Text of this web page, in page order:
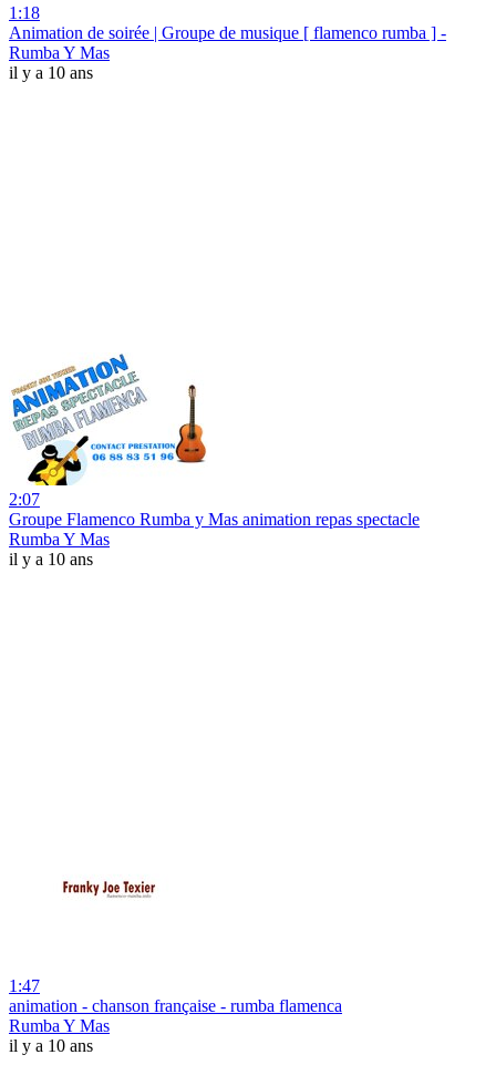
1:18
Animation de soirée | Groupe de musique [ flamenco rumba ] -
Rumba Y Mas
il y a 10 ans
2:07
Groupe Flamenco Rumba y Mas animation repas spectacle
Rumba Y Mas
il y a 10 ans
1:47
animation - chanson française - rumba flamenca
Rumba Y Mas
il y a 10 ans